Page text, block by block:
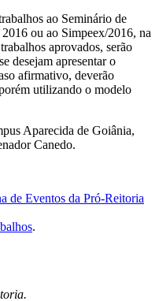
ao Seminário de
ou ao Simpeex/2016, na
aprovados, serão
desejam apresentar o
afirmativo, deverão
utilizando o modelo
Aparecida de Goiânia,
Canedo.
de Eventos da Pró-Reitoria
.